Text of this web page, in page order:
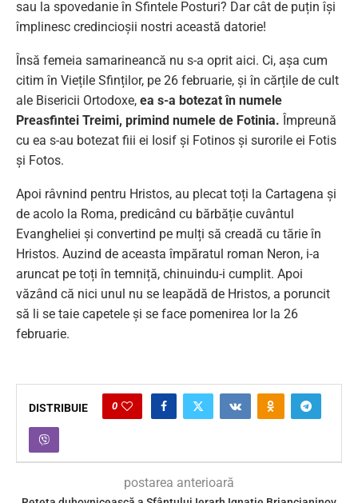
sau la spovedanie în Sfintele Posturi? Dar cât de puțin își
împlinesc credincioșii nostri această datorie!
Însă femeia samarineancă nu s-a oprit aici. Ci, așa cum
citim în Viețile Sfinților, pe 26 februarie, și în cărțile de cult
ale Bisericii Ortodoxe, ea s-a botezat în numele
Preasfintei Treimi, primind numele de Fotinia. Împreună
cu ea s-au botezat fiii ei Iosif și Fotinos și surorile ei Fotis
și Fotos.
Apoi râvnind pentru Hristos, au plecat toți la Cartagena și
de acolo la Roma, predicând cu bărbăție cuvântul
Evangheliei și convertind pe mulți să creadă cu tărie în
Hristos. Auzind de aceasta împăratul roman Neron, i-a
aruncat pe toți în temniță, chinuindu-i cumplit. Apoi
văzând că nici unul nu se leapădă de Hristos, a poruncit
să li se taie capetele și se face pomenirea lor la 26
februarie.
DISTRIBUIE 0
postarea anterioară